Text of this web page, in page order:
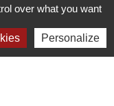
over what you want
Personalize